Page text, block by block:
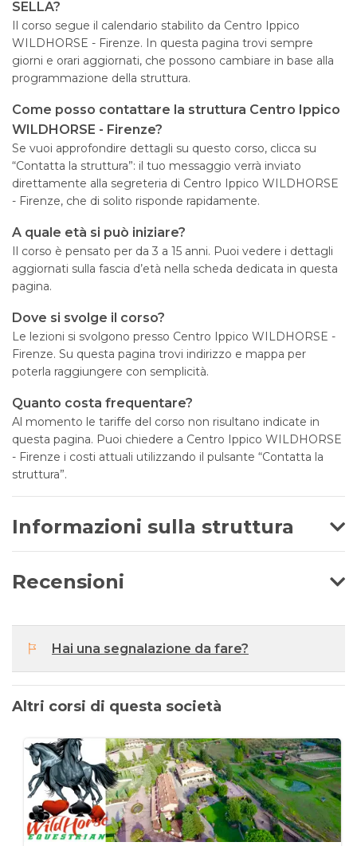
SELLA?
Il corso segue il calendario stabilito da Centro Ippico
WILDHORSE - Firenze. In questa pagina trovi sempre
giorni e orari aggiornati, che possono cambiare in base alla
programmazione della struttura.
Come posso contattare la struttura Centro Ippico
WILDHORSE - Firenze?
Se vuoi approfondire dettagli su questo corso, clicca su
“Contatta la struttura”: il tuo messaggio verrà inviato
direttamente alla segreteria di Centro Ippico WILDHORSE
- Firenze, che di solito risponde rapidamente.
A quale età si può iniziare?
Il corso è pensato per da 3 a 15 anni. Puoi vedere i dettagli
aggiornati sulla fascia d’età nella scheda dedicata in questa
pagina.
Dove si svolge il corso?
Le lezioni si svolgono presso Centro Ippico WILDHORSE -
Firenze. Su questa pagina trovi indirizzo e mappa per
poterla raggiungere con semplicità.
Quanto costa frequentare?
Al momento le tariffe del corso non risultano indicate in
questa pagina. Puoi chiedere a Centro Ippico WILDHORSE
- Firenze i costi attuali utilizzando il pulsante “Contatta la
struttura”.
Informazioni sulla struttura
Recensioni
Hai una segnalazione da fare?
Altri corsi di questa società